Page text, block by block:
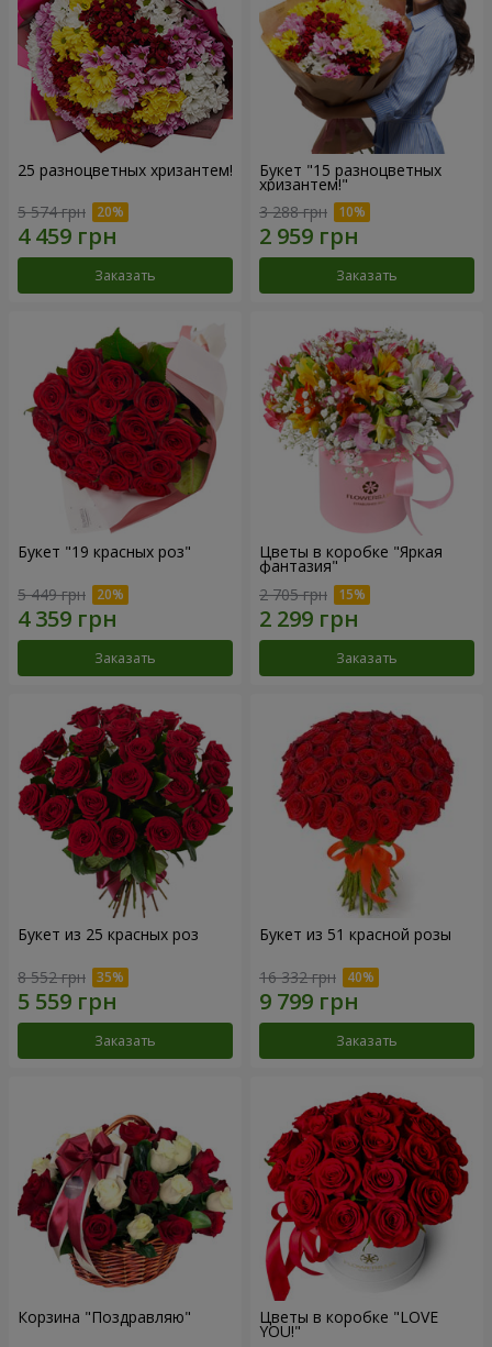
25 разноцветных хризантем!
5 574 грн
Заказать
Букет "15 разноцветных
хризантем!"
3 288 грн
Заказать
Букет "19 красных роз"
5 449 грн
Заказать
Цветы в коробке "Яркая
фантазия"
2 705 грн
Заказать
Букет из 25 красных роз
8 552 грн
Заказать
Букет из 51 красной розы
16 332 грн
Заказать
Корзина "Поздравляю" Цветы в коробке "LOVE
YOU!"